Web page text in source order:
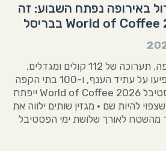
באירופה נפתח השבוע: זה
שלוש אליפויות עולם בקפה, תערוכה של 112 קולים ומגדלים,
המוצרים והטרנדים שישפיעו על עתיד הענף, ו-100 בתי הקפה
הכי טובים באירופה • פסטיבל World of Coffee 2026 ייפתח
להיות שם • מגזין שותים ילווה את
מהשטח לאורך שלושת ימי הפסטיבל